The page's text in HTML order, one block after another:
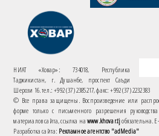
НИАТ «Ховар»: 734018, Республика
Таджикистан, г. Душанбе, проспект Саъди
Шерози 16. тел.: +992 (37) 2385217, факс: +992 (37) 2232383
© Все права защищены. Воспроизведение или
форме только с письменного разрешения руководства
материалов сайта, ссылка наwww.khovar.tjобязательна.
Разработка сайта: Рекламное агентство "adMedia"